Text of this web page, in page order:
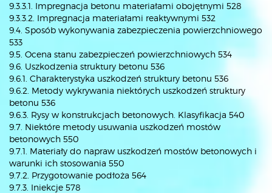
9.3.3.1. Impregnacja betonu materiałami obojętnymi 528
9.3.3.2. Impregnacja materiałami reaktywnymi 532
9.4. Sposób wykonywania zabezpieczenia powierzchniowego
533
9.5. Ocena stanu zabezpieczeń powierzchniowych 534
9.6. Uszkodzenia struktury betonu 536
9.6.1. Charakterystyka uszkodzeń struktury betonu 536
9.6.2. Metody wykrywania niektórych uszkodzeń struktury
betonu 536
9.6.3. Rysy w konstrukcjach betonowych. Klasyfikacja 540
9.7. Niektóre metody usuwania uszkodzeń mostów
betonowych 550
9.7.1. Materiały do napraw uszkodzeń mostów betonowych i
warunki ich stosowania 550
9.7.2. Przygotowanie podłoża 564
9.7.3. Iniekcje 578